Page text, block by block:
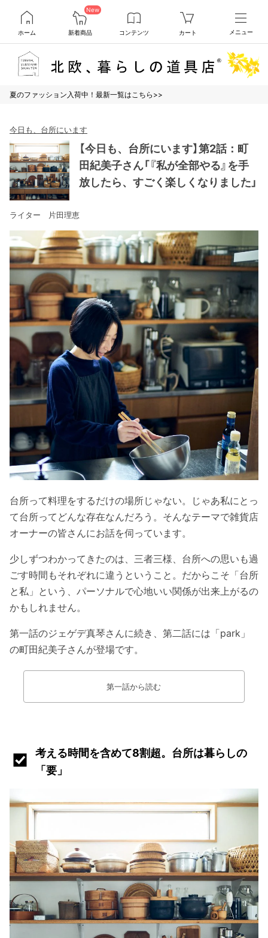
ホーム
New
新着商品 コンテンツ カート メニュー
夏のファッション入荷中！最新一覧はこちら>>
今日も、台所にいます
【今日も、台所にいます】第2話：町
田紀美子さん「『私が全部やる』を手
放したら、すごく楽しくなりました」
ライター 片田理恵
台所って料理をするだけの場所じゃない。じゃあ私にとっ
て台所ってどんな存在なんだろう。そんなテーマで雑貨店
オーナーの皆さんにお話を伺っています。
少しずつわかってきたのは、三者三様、台所への思いも過
ごす時間もそれぞれに違うということ。だからこそ「台所
と私」という、パーソナルで心地いい関係が出来上がるの
かもしれません。
第一話のジェゲデ真琴さんに続き、第二話には「park」
の町田紀美子さんが登場です。
第一話から読む
考える時間を含めて8割超。台所は暮らしの
「要」